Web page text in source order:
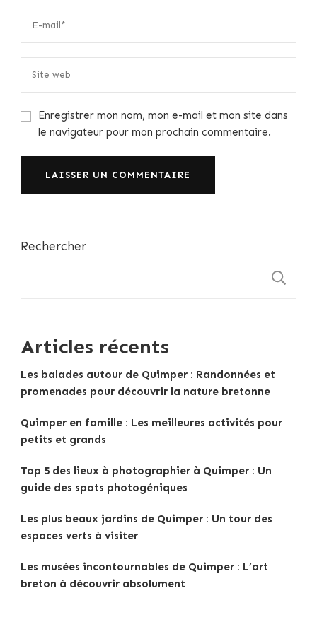
Enregistrer mon nom, mon e-mail et mon site dans
le navigateur pour mon prochain commentaire.
Rechercher
Articles récents
Les balades autour de Quimper : Randonnées et
promenades pour découvrir la nature bretonne
Quimper en famille : Les meilleures activités pour
petits et grands
Top 5 des lieux à photographier à Quimper : Un
guide des spots photogéniques
Les plus beaux jardins de Quimper : Un tour des
espaces verts à visiter
Les musées incontournables de Quimper : L’art
breton à découvrir absolument